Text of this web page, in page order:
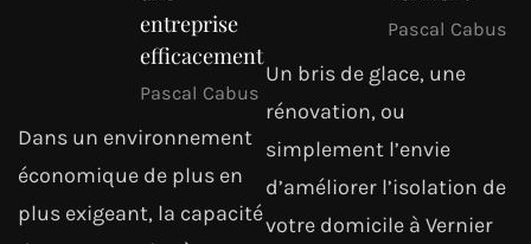
entreprise
efficacement
Pascal Cabus
Dans un environnement
économique de plus en
plus exigeant, la capacité
Pascal Cabus
Un bris de glace, une
rénovation, ou
simplement l’envie
d’améliorer l’isolation de
votre domicile à Vernier